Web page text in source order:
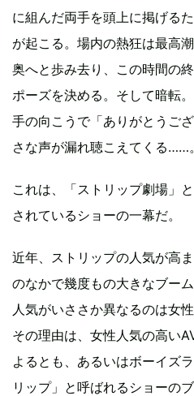
に組んだ両手を頭上に掲げる
が起こる。場内の熱狂は最高
奥へと歩み去り、この時間の
ポーズを決める。そして暗転
手の向こうで「ありがとうご
さな声が漏れ聴こえてくる……。
これは、「ストリップ劇場」
されているショーの一幕だ。
近年、ストリップの人気が高
のなかで幾度もの大きなブー
人気がいささか異なるのは女
その理由は、女性人気の高い
よるとも、あるいはボーイズ
リップ」と呼ばれるショーの